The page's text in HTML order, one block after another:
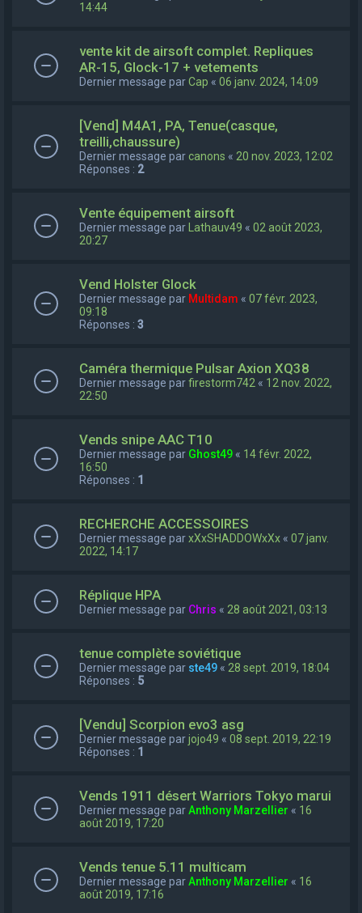
14:44
vente kit de airsoft complet. Repliques
AR-15, Glock-17 + vetements
Dernier message parCap « 06 janv. 2024, 14:09
[Vend] M4A1, PA, Tenue(casque,
treilli,chaussure)
Dernier message parcanons « 20 nov. 2023, 12:02
Réponses : 2
Vente équipement airsoft
Dernier message par Lathauv49 « 02 août 2023,
20:27
Vend Holster Glock
Dernier message par Multidam « 07 févr. 2023,
09:18
Réponses : 3
Caméra thermique Pulsar Axion XQ38
Dernier message parfirestorm742 « 12 nov. 2022,
22:50
Vends snipe AAC T10
Dernier message par Ghost49 « 14 févr. 2022,
16:50
Réponses : 1
RECHERCHE ACCESSOIRES
Dernier message parxXxSHADDOWxXx « 07 janv.
2022, 14:17
Réplique HPA
Dernier message par Chris « 28 août 2021, 03:13
tenue complète soviétique
Dernier message par ste49 « 28 sept. 2019, 18:04
Réponses : 5
[Vendu] Scorpion evo3 asg
Dernier message parjojo49 « 08 sept. 2019, 22:19
Réponses : 1
Vends 1911 désert Warriors Tokyo marui
Dernier message parAnthony Marzellier « 16
août 2019, 17:20
Vends tenue 5.11 multicam
Dernier message parAnthony Marzellier « 16
août 2019, 17:16